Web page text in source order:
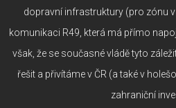
dopravní infrastruktury (pro zónu
komunikaci R49, která má přímo
však, že se současné vládě tyto
řešit a přivítáme v ČR (a také v
zahraniční